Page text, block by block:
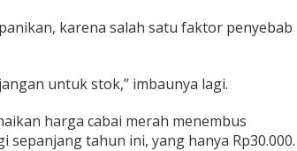
karena salah satu faktor penyebab
untuk stok,” imbaunya lagi.
harga cabai merah menembus
tahun ini, yang hanya Rp30.000.